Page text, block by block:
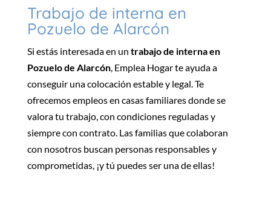
Trabajo de interna en
Pozuelo de Alarcón
Si estás interesada en un trabajo de interna en
Pozuelo de Alarcón, Emplea Hogar te ayuda a
conseguir una colocación estable y legal. Te
ofrecemos empleos en casas familiares donde se
valora tu trabajo, con condiciones reguladas y
siempre con contrato. Las familias que colaboran
con nosotros buscan personas responsables y
comprometidas, ¡y tú puedes ser una de ellas!